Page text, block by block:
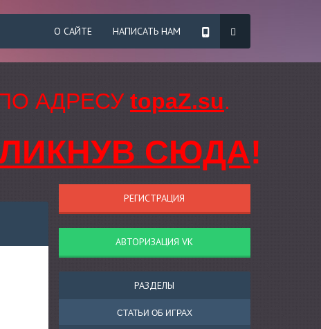
О САЙТЕ НАПИСАТЬ НАМ
АДРЕСУ topaZ.su.
СЮДА!
РЕГИСТРАЦИЯ
АВТОРИЗАЦИЯ VK
РАЗДЕЛЫ
СТАТЬИ ОБ ИГРАХ